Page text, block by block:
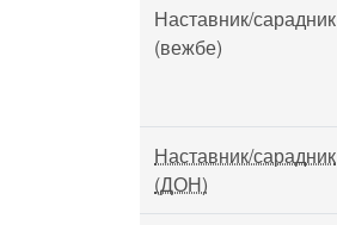
Наставник/сарадник
(вежбе)
Наставник/сарадник
(ДОН)